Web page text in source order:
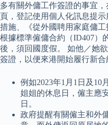
多有關外傭工作簽證的事宜
頁，登記使用個人化訊息提
措施、《從外國聘用家庭傭工
根據標準僱傭合約（ID407）
後，須回國度假。 如他／她
簽證，以便來港開始履行新合
例如2023年1月1日及10
姐姐的休息日，僱主應
日。
政府提醒有關僱主和外